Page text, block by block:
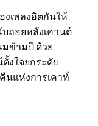
งเพลงฮิตกันให้
บถอยหลังเคานต์
มข้ามปี ด้วย
งใจยกระดับ
นแห่งการเคาท์